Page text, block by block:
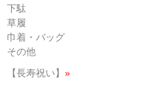
下駄
草履
巾着・バッグ
その他
【長寿祝い】 »